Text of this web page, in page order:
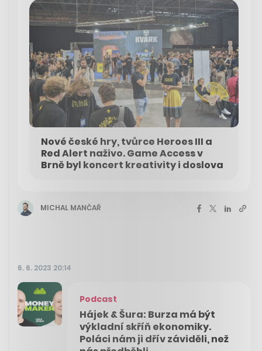
Nové české hry, tvůrce Heroes III a
Red Alert naživo. Game Access v
Brně byl koncert kreativity i doslova
MICHAL MANČAŘ
6. 6. 2023 20:14
Podcast
Hájek & Šura: Burza má být
výkladní skříň ekonomiky.
Poláci nám ji dřív záviděli, než